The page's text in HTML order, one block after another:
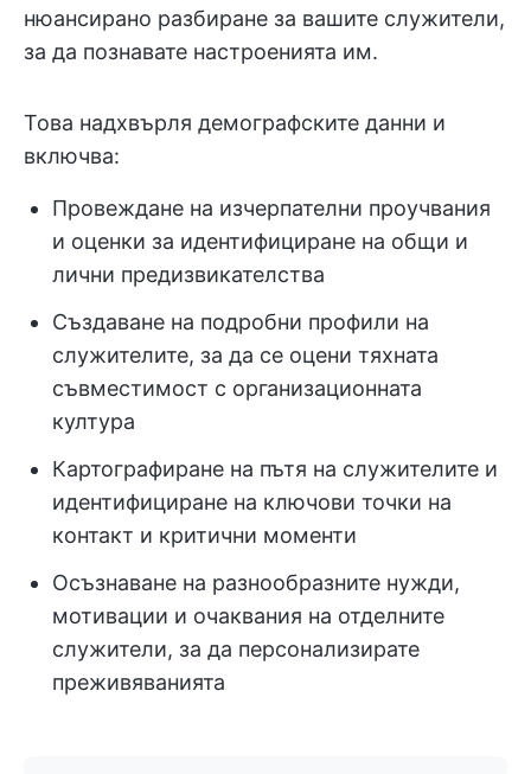
нюансирано разбиране за вашите служители,
за да познавате настроенията им.
Това надхвърля демографските данни и
включва:
Провеждане на изчерпателни проучвания
и оценки за идентифициране на общи и
лични предизвикателства
Създаване на подробни профили на
служителите, за да се оцени тяхната
съвместимост с организационната
култура
Картографиране на пътя на служителите и
идентифициране на ключови точки на
контакт и критични моменти
Осъзнаване на разнообразните нужди,
мотивации и очаквания на отделните
служители, за да персонализирате
преживяванията